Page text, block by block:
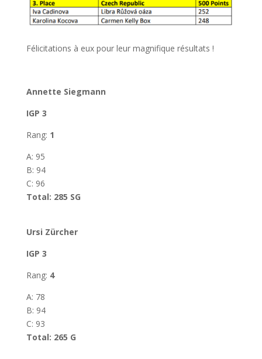
Félicitations à eux pour leur magnifique résultats !
Annette Siegmann
IGP 3
Rang: 1
A: 95
B: 94
C: 96
Total: 285 SG
Ursi Zürcher
IGP 3
Rang: 4
A: 78
B: 94
C: 93
Total: 265 G